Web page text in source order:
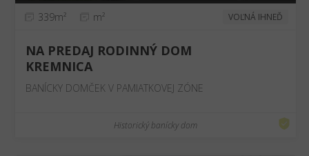
339m² m² VOĽNÁ IHNEĎ
NA PREDAJ RODINNÝ DOM
KREMNICA
BANÍCKY DOMČEK V PAMIATKOVEJ ZÓNE
Historický banícky dom